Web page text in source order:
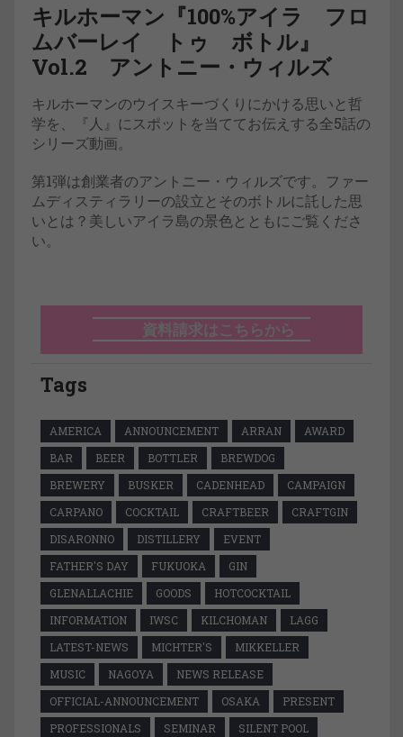
キルホーマン『100%アイラ フロ
ムバーレイ トゥ ボトル』
Vol.2 アントニー・ウィルズ
キルホーマンのウイスキーづくりにかける思いと哲
学を、『人』にスポットを当ててお伝えする全5話の
シリーズ動画。
第1弾は創業者のアントニー・ウィルズです。ファー
ムディスティラリーの設立とそのボトルに託した思
いとは？美しいアイラ島の景色とともにご覧くださ
い。
資料請求はこちらから
Tags
AMERICA ANNOUNCEMENT ARRAN
AWARD
BAR
BEER BOTTLER
BREWDOG
BREWERY
BUSKER CADENHEAD
CAMPAIGN
CARPANO
COCKTAIL CRAFTBEER
CRAFTGIN
DISARONNO
DISTILLERY
EVENT
FATHER'S DAY
FUKUOKA
GIN
GLENALLACHIE
GOODS
HOTCOCKTAIL
INFORMATION
IWSC KILCHOMAN
LAGG
LATEST-NEWS
MICHTER'S
MIKKELLER
MUSIC
NAGOYA
NEWS RELEASE
OFFICIAL-ANNOUNCEMENT
OSAKA
PRESENT
PROFESSIONALS
SEMINAR
SILENT POOL